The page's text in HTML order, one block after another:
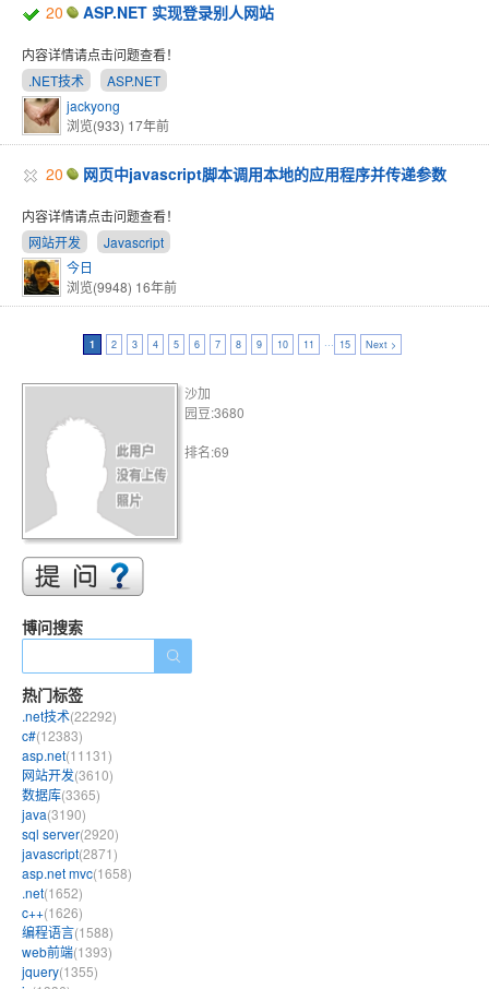
20 ASP.NET 实现登录别人网站
内容详情请点击问题查看！
.NET技术
ASP.NET
jackyong
浏览(933) 17年前
20 网页中javascript脚本调用本地的应用程序并传递参数
内容详情请点击问题查看！
网站开发
Javascript
今日
浏览(9948) 16年前
1 2 3 4 5 6 7 8 9 10 11 ··· 15 Next >
沙加
园豆:3680
排名:69
博问搜索
热门标签
.net技术(22292)
c#(12383)
asp.net(11131)
网站开发(3610)
数据库(3365)
java(3190)
sql server(2920)
javascript(2871)
asp.net mvc(1658)
.net(1652)
c++(1626)
编程语言(1588)
web前端(1393)
jquery(1355)